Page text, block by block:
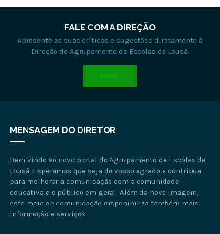
FALE COM A DIREÇÃO
Apresente as suas críticas e sugestões diretamente à
Direção do Agrupamento de Escolas da Lousã.
EMAIL
MENSAGEM DO DIRETOR
Bem-vindo ao novo portal do Agrupamento de Escolas da
Lousã. Esperamos que seja do vosso agrado e contribua
para melhorar a comunicação com a comunidade
educativa e o público em geral. Além da nova imagem,
este meio de comunicação disponibiliza também mais
informação e serviços.